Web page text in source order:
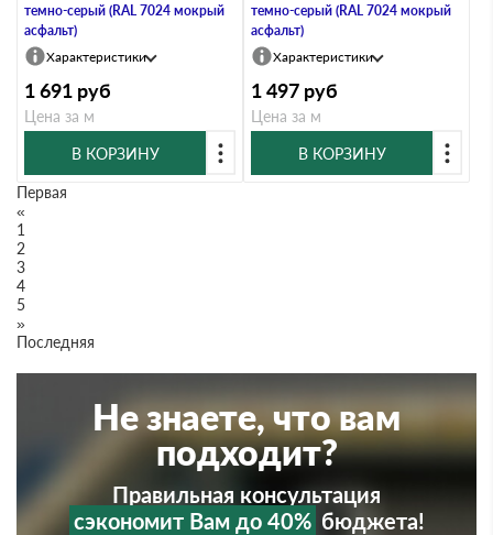
темно-серый (RAL 7024 мокрый
асфальт)
Характеристики
1 691 руб
Цена за м
В КОРЗИНУ
темно-серый (RAL 7024 мокрый
асфальт)
Характеристики
1 497 руб
Цена за м
В КОРЗИНУ
Первая
«
1
2
3
4
5
»
Последняя
Не знаете, что вам
подходит?
Правильная консультация
сэкономит Вам до 40% бюджета!